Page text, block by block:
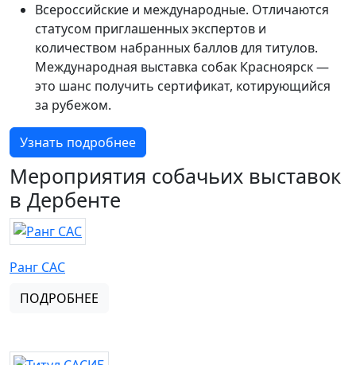
Всероссийские и международные. Отличаются
статусом приглашенных экспертов и
количеством набранных баллов для титулов.
Международная выставка собак Красноярск —
это шанс получить сертификат, котирующийся
за рубежом.
Узнать подробнее
Мероприятия собачьих выставок
в Дербенте
Ранг CAC
ПОДРОБНЕЕ